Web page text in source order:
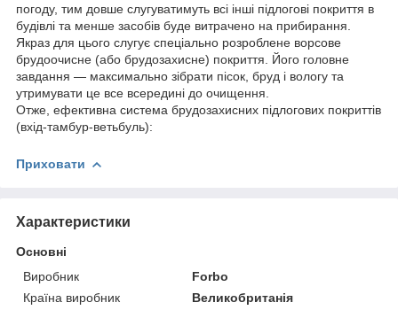
погоду, тим довше слугуватимуть всі інші підлогові покриття в
будівлі та менше засобів буде витрачено на прибирання.
Якраз для цього слугує спеціально розроблене ворсове
брудоочисне (або брудозахисне) покриття. Його головне
завдання — максимально зібрати пісок, бруд і вологу та
утримувати це все всередині до очищення.
Отже, ефективна система брудозахисних підлогових покриттів
(вхід-тамбур-ветьбуль):
Приховати
Характеристики
Основні
Виробник
Forbo
Країна виробник
Великобританія